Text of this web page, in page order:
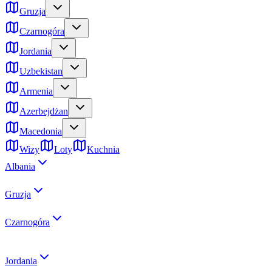
Gruzja
Czarnogóra
Jordania
Uzbekistan
Armenia
Azerbejdżan
Macedonia
Wizy
Loty
Kuchnia
Albania
Gruzja
Czarnogóra
Jordania